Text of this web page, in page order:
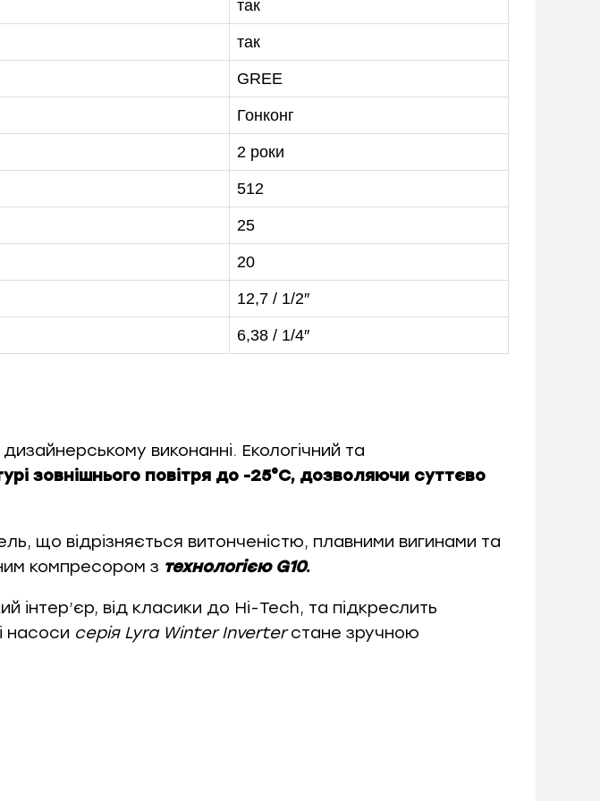
так
так
GREE
Гонконг
2 роки
512
25
20
12,7 / 1/2″
6,38 / 1/4″
виконанні. Екологічний та
зовнішнього повітря до -25°С, дозволяючи суттєво
що відрізняється витонченістю, плавними вигинами та
компресором з технологією G10.
інтер’єр, від класики до Hi-Tech, та підкреслить
насоси серія Lyra Winter Inverterстане зручною